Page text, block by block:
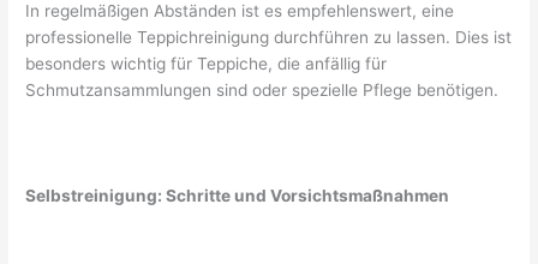
In regelmäßigen Abständen ist es empfehlenswert, eine
professionelle Teppichreinigung durchführen zu lassen. Dies ist
besonders wichtig für Teppiche, die anfällig für
Schmutzansammlungen sind oder spezielle Pflege benötigen.
Selbstreinigung: Schritte und Vorsichtsmaßnahmen